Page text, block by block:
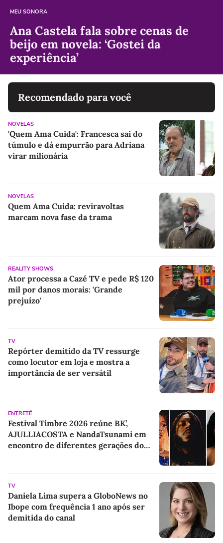
MEU SONORA
Ana Castela fala sobre cenas de
beijo em novela: ‘Gostei da
experiência’
Recomendado para você
NOVELAS
'Quem Ama Cuida': Francesca sai do
túmulo e dá empurrão para Adriana
virar milionária
NOVELAS
Quem Ama Cuida: reviravoltas
marcam nova fase da trama
REALITY SHOWS
Ator processa a Cazé TV e pede R$ 120
mil por danos morais: 'Grande
prejuízo'
TV
Repórter demitido da TV ressurge
como locutor em loja e mostra a
importância de ser versátil
ENTRETÊ
Festival Timbre 2026 reúne BK’,
AJULLIACOSTA e NandaTsunami em
encontro de diferentes gerações do
TV
Daniela Lima supera a GloboNews no
Ibope com frequência 1 ano após ser
demitida do canal